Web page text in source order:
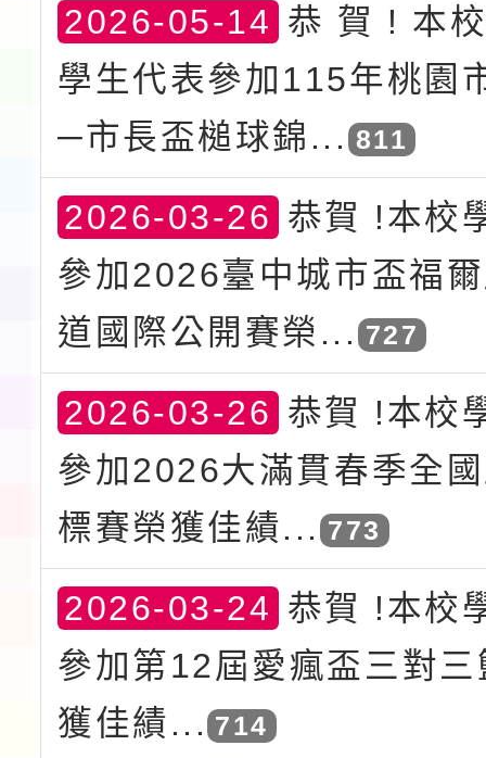
2026-05-14 恭 賀 ! 本
學生代表參加115年桃園
─市長盃槌球錦... 811
2026-03-26 恭賀 !本校
參加2026臺中城市盃福
道國際公開賽榮... 727
2026-03-26 恭賀 !本校
參加2026大滿貫春季全
標賽榮獲佳績... 773
2026-03-24 恭賀 !本校
參加第12屆愛瘋盃三對
獲佳績... 714